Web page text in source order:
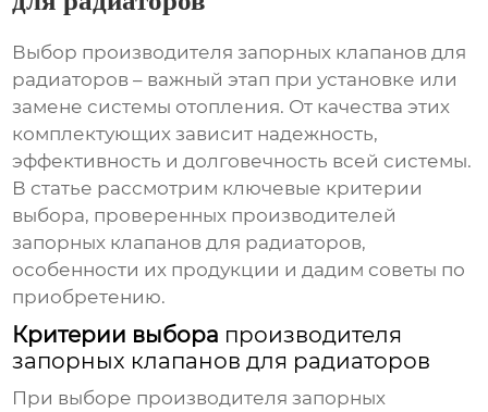
Выбор производителя запорных клапанов для
радиаторов – важный этап при установке или
замене системы отопления. От качества этих
комплектующих зависит надежность,
эффективность и долговечность всей системы.
В статье рассмотрим ключевые критерии
выбора, проверенных производителей
запорных клапанов для радиаторов,
особенности их продукции и дадим советы по
приобретению.
Критерии выбора производителя
запорных клапанов для радиаторов
При выборе производителя запорных